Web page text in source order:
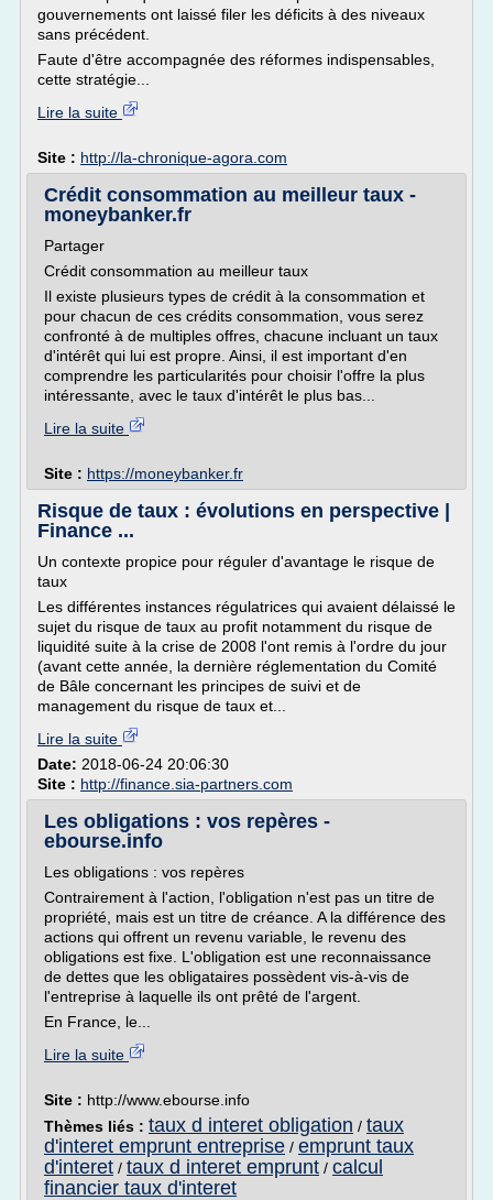
gouvernements ont laissé filer les déficits à des niveaux
sans précédent.
Faute d'être accompagnée des réformes indispensables,
cette stratégie...
Lire la suite
Site : http://la-chronique-agora.com
Crédit consommation au meilleur taux -
moneybanker.fr
Partager
Crédit consommation au meilleur taux
Il existe plusieurs types de crédit à la consommation et
pour chacun de ces crédits consommation, vous serez
confronté à de multiples offres, chacune incluant un taux
d'intérêt qui lui est propre. Ainsi, il est important d'en
comprendre les particularités pour choisir l'offre la plus
intéressante, avec le taux d'intérêt le plus bas...
Lire la suite
Site : https://moneybanker.fr
Risque de taux : évolutions en perspective |
Finance ...
Un contexte propice pour réguler d'avantage le risque de
taux
Les différentes instances régulatrices qui avaient délaissé le
sujet du risque de taux au profit notamment du risque de
liquidité suite à la crise de 2008 l'ont remis à l'ordre du jour
(avant cette année, la dernière réglementation du Comité
de Bâle concernant les principes de suivi et de
management du risque de taux et...
Lire la suite
Date: 2018-06-24 20:06:30
Site : http://finance.sia-partners.com
Les obligations : vos repères -
ebourse.info
Les obligations : vos repères
Contrairement à l'action, l'obligation n'est pas un titre de
propriété, mais est un titre de créance. A la différence des
actions qui offrent un revenu variable, le revenu des
obligations est fixe. L'obligation est une reconnaissance
de dettes que les obligataires possèdent vis-à-vis de
l'entreprise à laquelle ils ont prêté de l'argent.
En France, le...
Lire la suite
Site : http://www.ebourse.info
Thèmes liés : taux d interet obligation / taux
d'interet emprunt entreprise / emprunt taux
d'interet / taux d interet emprunt / calcul
financier taux d'interet